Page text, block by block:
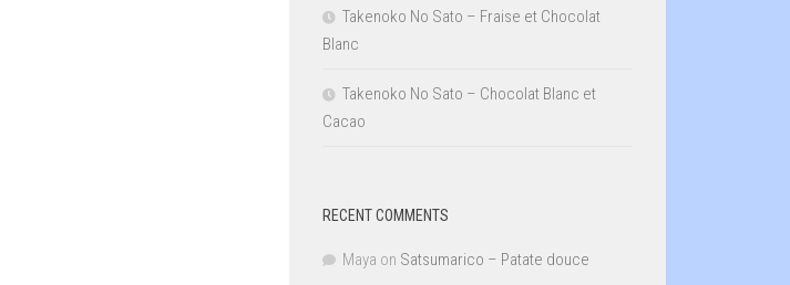
Takenoko No Sato – Fraise et Chocolat
Blanc
Takenoko No Sato – Chocolat Blanc et
Cacao
RECENT COMMENTS
Maya on Satsumarico – Patate douce